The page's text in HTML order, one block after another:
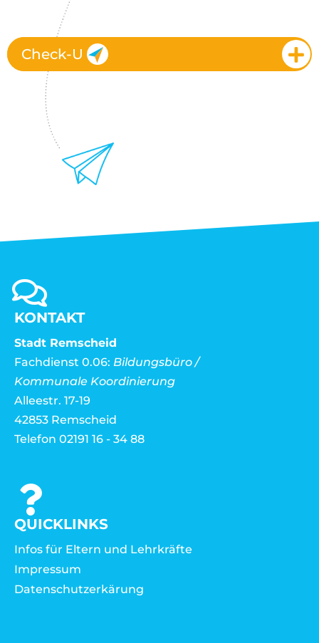
Check-U
KONTAKT
Stadt Remscheid
Fachdienst 0.06: Bildungsbüro /
Kommunale Koordinierung
Alleestr. 17-19
42853 Remscheid
Telefon 02191 16 - 34 88
QUICKLINKS
Infos für Eltern und Lehrkräfte
Impressum
Datenschutzerkärung